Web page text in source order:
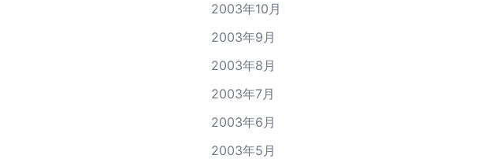
2003年10月
2003年9月
2003年8月
2003年7月
2003年6月
2003年5月